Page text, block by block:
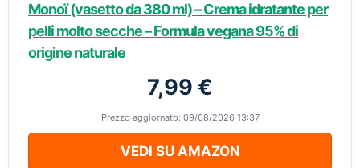
Monoï (vasetto da 380 ml) – Crema idratante per
pelli molto secche – Formula vegana 95% di
origine naturale
7,99 €
Prezzo aggiornato: 09/08/2026 13:37
VEDI SU AMAZON